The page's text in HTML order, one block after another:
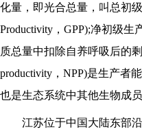
化量，即光合总量，叫总初
Productivity，GPP);净初级
质总量中扣除自养呼吸后的
productivity，NPP)是生产者
也是生态系统中其他生物成
江苏位于中国大陆东部